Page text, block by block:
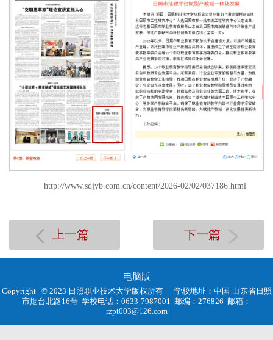
http://www.sdjyb.com.cn/content/2026-02/02/037186.html
上一篇 下一篇
电脑版
Copyright © 2023 日照职业技术大学版权所有
学校地址：中国·山东省日照
市烟台北路16号 学校电话：0633-7987001 邮编：276826 邮箱：
rzpt003@126.com